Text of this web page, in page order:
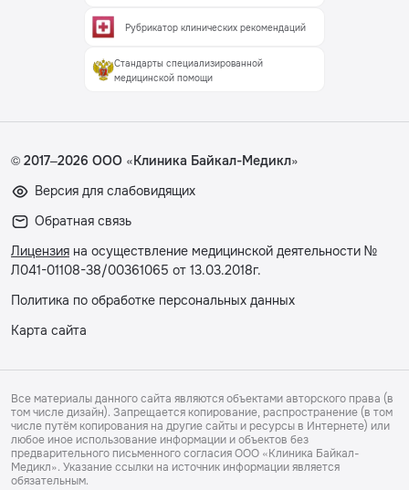
Рубрикатор клинических рекомендаций
Стандарты специализированной
медицинской помощи
© 2017–2026 ООО «Клиника Байкал-Медикл»
Версия для слабовидящих
Обратная связь
Лицензия на осуществление медицинской деятельности №
Л041-01108-38/00361065 от 13.03.2018г.
Политика по обработке персональных данных
Карта сайта
Все материалы данного сайта являются объектами авторского права (в
том числе дизайн). Запрещается копирование, распространение (в том
числе путём копирования на другие сайты и ресурсы в Интернете) или
любое иное использование информации и объектов без
предварительного письменного согласия ООО «Клиника Байкал-
Медикл». Указание ссылки на источник информации является
обязательным.